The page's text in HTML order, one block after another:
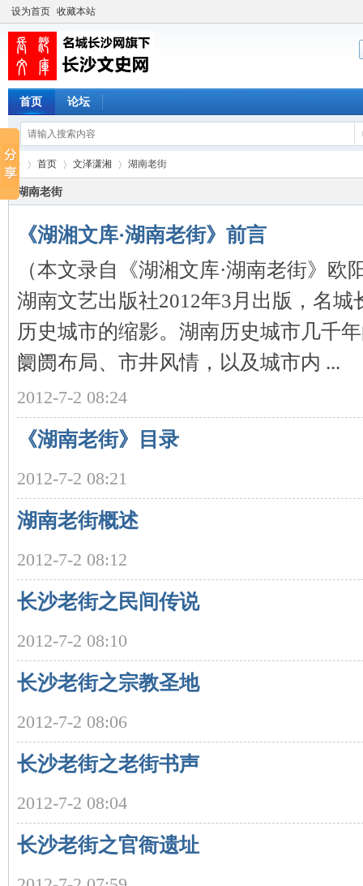
设为首页 收藏本站
首页 论坛
首页
›
文泽潇湘
›
湖南老街
湖南老街
《湖湘文库·湖南老街》前言
（本文录自《湖湘文库·湖南老街》
湖南文艺出版社2012年3月出版，名
历史城市的缩影。湖南历史城市几千
阛阓布局、市井风情，以及城市内 ...
2012-7-2 08:24
《湖南老街》目录
2012-7-2 08:21
湖南老街概述
2012-7-2 08:12
长沙老街之民间传说
2012-7-2 08:10
长沙老街之宗教圣地
2012-7-2 08:06
长沙老街之老街书声
2012-7-2 08:04
长沙老街之官衙遗址